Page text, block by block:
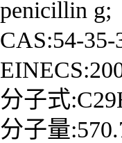
penicillin g;
CAS:54-35-
分子式
分子量